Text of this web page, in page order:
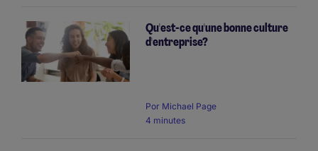
Qu'est-ce qu'une bonne culture
d'entreprise?
Por Michael Page
4 minutes